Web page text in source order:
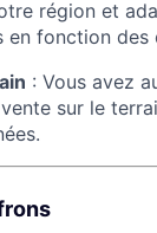
région et
en fonction des
: Vous avez
sur le